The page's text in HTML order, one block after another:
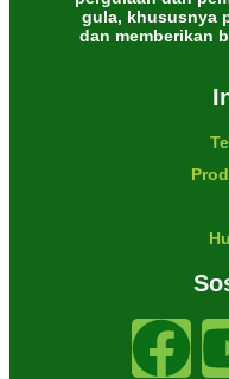
gula, khususnya
dan memberikan